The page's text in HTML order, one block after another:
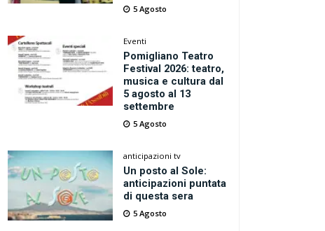
5 Agosto
Eventi
Pomigliano Teatro
Festival 2026: teatro,
musica e cultura dal
5 agosto al 13
settembre
5 Agosto
anticipazioni tv
Un posto al Sole:
anticipazioni puntata
di questa sera
5 Agosto